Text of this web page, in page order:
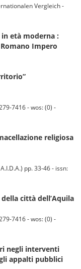
Vergleich -
età moderna :
Impero
7416 - wos: (0) -
religiosa
A.I.D.A.) pp. 33-46 - issn:
città dell’Aquila
7416 - wos: (0) -
negli interventi
appalti pubblici